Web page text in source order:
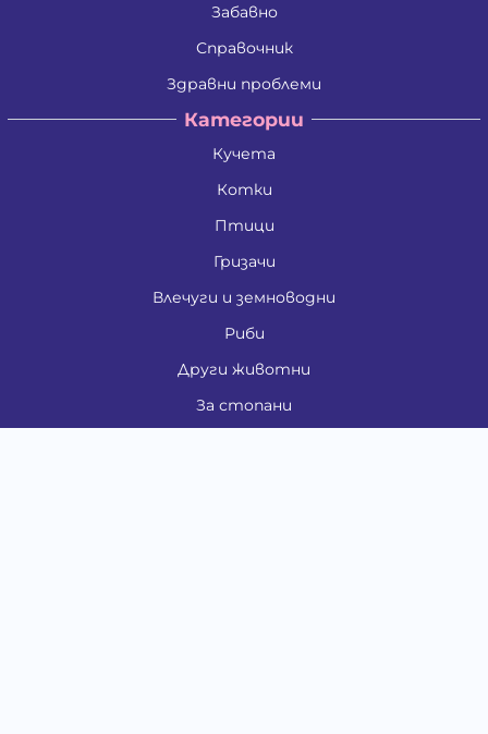
Забавно
Справочник
Здравни проблеми
Категории
Кучета
Котки
Птици
Гризачи
Влечуги и земноводни
Риби
Други животни
За стопани